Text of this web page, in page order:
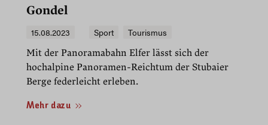
Gondel
15.08.2023 Sport
Tourismus
Mit der Panoramabahn Elfer lässt sich der
hochalpine Panoramen-Reichtum der Stubaier
Berge federleicht erleben.
Mehr dazu